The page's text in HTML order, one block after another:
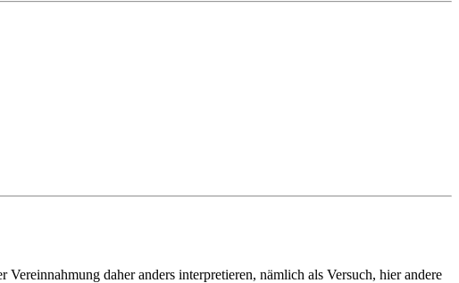
daher anders interpretieren, nämlich als Versuch, hier andere